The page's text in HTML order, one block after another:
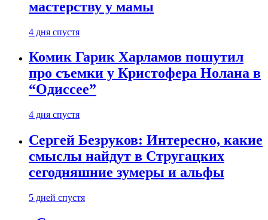
мастерству у мамы
4 дня спустя
Комик Гарик Харламов пошутил
про съемки у Кристофера Нолана в
“Одиссее”
4 дня спустя
Сергей Безруков: Интересно, какие
смыслы найдут в Стругацких
сегодняшние зумеры и альфы
5 дней спустя